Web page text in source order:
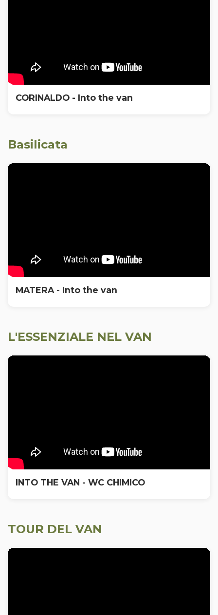
CORINALDO - Into the van
Basilicata
MATERA - Into the van
L'ESSENZIALE NEL VAN
INTO THE VAN - WC CHIMICO
TOUR DEL VAN